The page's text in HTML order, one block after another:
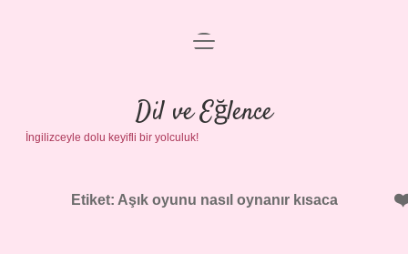
Anasayfa
Gizlilik Politikası
Yasal Uyarı
menüyü
Dil ve Eğlence
İngilizceyle dolu keyifli bir yolculuk!
Etiket: Aşık oyunu nasıl oynanır kısaca